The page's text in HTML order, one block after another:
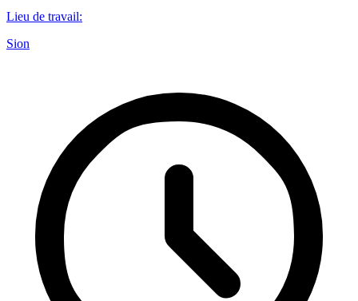
Lieu de travail:
Sion